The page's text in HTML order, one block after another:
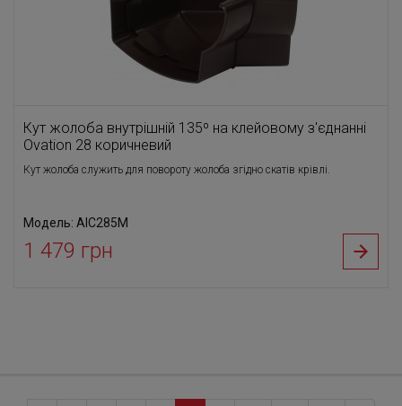
Кут жолоба внутрішній 135⁰ на клейовому з'єднанні
Ovation 28 коричневий
Кут жолоба служить для повороту жолоба згідно скатів крівлі.
Модель: AIC285M
1 479 грн